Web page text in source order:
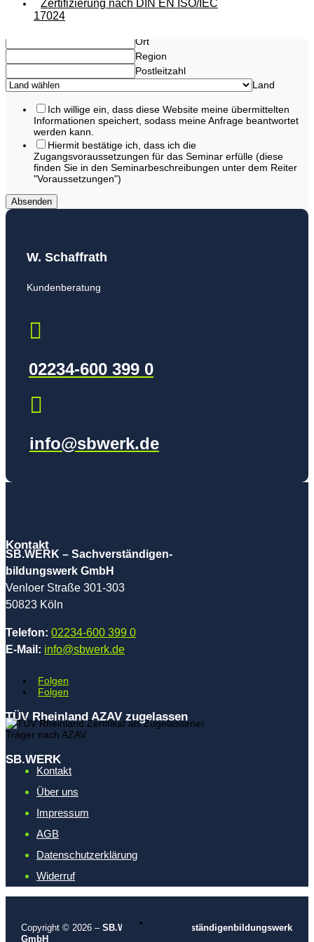
Zertifizierung nach DIN EN ISO/IEC
17024
Adresse Zeile 1
Ort
Region
Postleitzahl
Land
Ich willige ein, dass diese Website meine übermittelten
Informationen speichert, sodass meine Anfrage beantwortet
werden kann.
Hiermit bestätige ich, dass ich die
Zugangsvoraussetzungen für das Seminar erfülle (diese
finden Sie in den Seminarbeschreibungen unter dem Reiter
"Voraussetzungen")
Absenden
W. Schaffrath
Kundenberatung

02234-600 399 0

info@sbwerk.de
Kontakt
SB.WERK – Sachverständigen­
bildungswerk GmbH
Venloer Straße 301-303
50823 Köln
Telefon: 02234-600 399 0
E-Mail: info@sbwerk.de
Folgen
Folgen
TÜV Rheinland AZAV zugelassen
SB.WERK
Kontakt
Über uns
Impressum
AGB
Datenschutzerklärung
Widerruf
Copyright © 2026 – SB.WERK – Sachverständigenbildungswerk
GmbH